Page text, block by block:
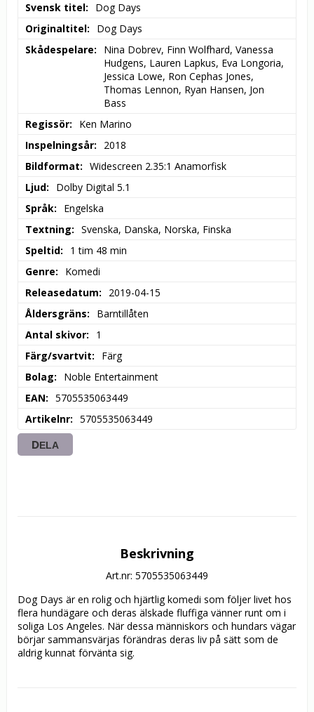
Svensk titel
Dog Days
Originaltitel
Dog Days
Skådespelare
Nina Dobrev, Finn Wolfhard, Vanessa
Hudgens, Lauren Lapkus, Eva Longoria,
Jessica Lowe, Ron Cephas Jones,
Thomas Lennon, Ryan Hansen, Jon
Bass
Regissör
Ken Marino
Inspelningsår
2018
Bildformat
Widescreen 2.35:1 Anamorfisk
Ljud
Dolby Digital 5.1
Språk
Engelska
Textning
Svenska, Danska, Norska, Finska
Speltid
1 tim 48 min
Genre
Komedi
Releasedatum
2019-04-15
Åldersgräns
Barntillåten
Antal skivor
1
Färg/svartvit
Färg
Bolag
Noble Entertainment
EAN
5705535063449
Artikelnr
5705535063449
DELA
Beskrivning
Art.nr: 5705535063449
Dog Days är en rolig och hjärtlig komedi som följer livet hos
flera hundägare och deras älskade fluffiga vänner runt om i
soliga Los Angeles. När dessa människors och hundars vägar
börjar sammansvärjas förändras deras liv på sätt som de
aldrig kunnat förvänta sig.